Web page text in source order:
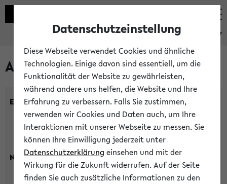
eKVV
Alle Lehrenden
Einrichtung:
Nachname:
Datenschutzeinstellung
Diese Webseite verwendet Cookies und ähnliche
Technologien. Einige davon sind essentiell, um die
Funktionalität der Website zu gewährleisten,
während andere uns helfen, die Website und Ihre
Erfahrung zu verbessern. Falls Sie zustimmen,
verwenden wir Cookies und Daten auch, um Ihre
Interaktionen mit unserer Webseite zu messen. Sie
können Ihre Einwilligung jederzeit unter
Datenschutzerklärung einsehen und mit der
Wirkung für die Zukunft widerrufen. Auf der Seite
finden Sie auch zusätzliche Informationen zu den